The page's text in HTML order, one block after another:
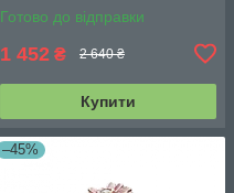
Готово до відправки
1 452 ₴ 2 640 ₴
Купити
–45%